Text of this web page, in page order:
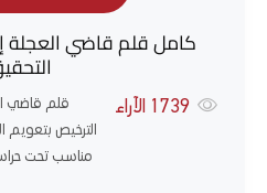
كامل قلم قاضي العجلة
الآراء
قلم قاضي
الترخيص بتعويم
مناسب تحت